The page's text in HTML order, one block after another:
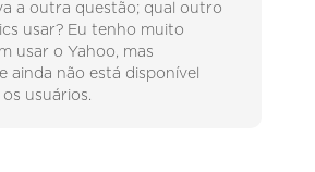
a outra questão; qual outro
usar? Eu tenho muito
usar o Yahoo, mas
ainda não está disponível
usuários.